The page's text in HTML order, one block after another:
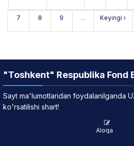
7 8 9 … Keyingi ›
"Toshkent" Respublika Fond
Sayt ma'lumotlaridan foydalanilganda
ko'rsatilishi shart!
Aloqa